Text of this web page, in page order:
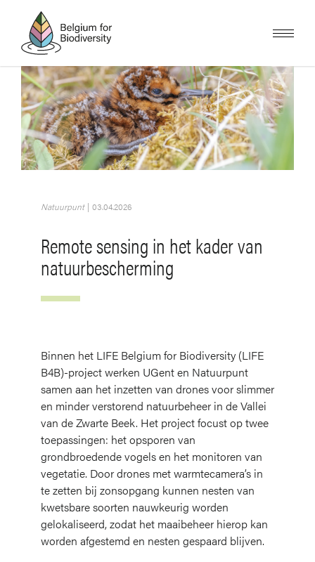
inhoud
gaanAfbeelding
Natuurpunt | 03.04.2026
Remote sensing in het kader van
natuurbescherming
Binnen het LIFE Belgium for Biodiversity (LIFE
B4B)-project werken UGent en Natuurpunt
samen aan het inzetten van drones voor slimmer
en minder verstorend natuurbeheer in de Vallei
van de Zwarte Beek. Het project focust op twee
toepassingen: het opsporen van
grondbroedende vogels en het monitoren van
vegetatie. Door drones met warmtecamera’s in
te zetten bij zonsopgang kunnen nesten van
kwetsbare soorten nauwkeurig worden
gelokaliseerd, zodat het maaibeheer hierop kan
worden afgestemd en nesten gespaard blijven.